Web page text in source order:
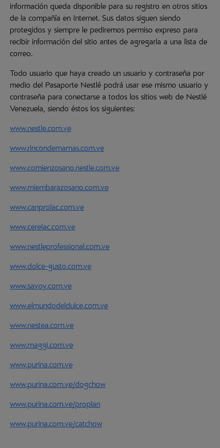
información queda disponible para su registro en otros sitios
de la compañía en Internet. Sus datos siguen siendo
protegidos y siempre le pediremos permiso expreso para
recibir información del sitio antes de agregarla a una lista de
correo.
Todo usuario que haya creado un usuario y contraseña por
medio del Pasaporte Nestlé podrá usar ese mismo usuario y
contraseña para conectarse a todos los sitios web de Nestlé
Venezuela, siendo éstos los siguientes:
www.nestle.com.ve
www.rincondemamas.com.ve
www.comienzosano.nestle.com.ve
www.miembarazosano.com.ve
www.canprolac.com.ve
www.cerelac.com.ve
www.nestleprofessional.com.ve
www.dolce-gusto.com.ve
www.savoy.com.ve
www.elmundodeldulce.com.ve
www.nestea.com.ve
www.maggi.com.ve
www.purina.com.ve
www.purina.com.ve/dogchow
www.purina.com.ve/proplan
www.purina.com.ve/catchow